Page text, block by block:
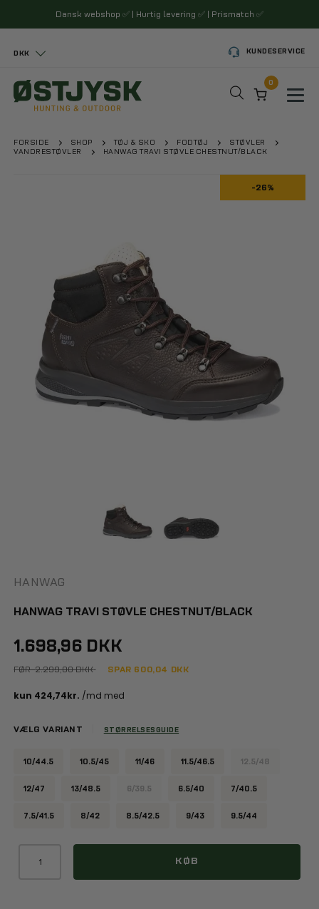
Dansk webshop ✅ | Hurtig levering ✅ | Prismatch ✅
DKK KUNDESERVICE
0
FORSIDE SHOP TØJ & SKO FODTØJ
STØVLER
VANDRESTØVLER
HANWAG TRAVI STØVLE CHESTNUT/BLACK
-26%
HANWAG
HANWAG TRAVI STØVLE CHESTNUT/BLACK
1.698,96 DKK
FØR2.299,00 DKK SPAR 600,04 DKK
VÆLG VARIANT STØRRELSESGUIDE
10/44.5 10.5/45 11/46 11.5/46.5 12.5/48
12/47 13/48.5 6/39.5 6.5/40 7/40.5
7.5/41.5 8/42 8.5/42.5 9/43 9.5/44
KØB